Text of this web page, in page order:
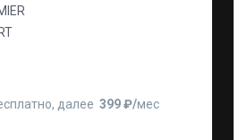
далее 399 ₽⁠/⁠мес